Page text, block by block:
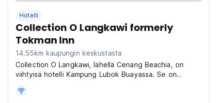
Hotelli
Collection O Langkawi formerly
Tokman Inn
14.55km kaupungin keskustasta
Collection O Langkawi, lähellä Cenang Beachia, on
viihtyisä hotelli Kampung Lubok Buayassa. Se on
rantoja ja paikallisia herkkuja. (Auto-translated from